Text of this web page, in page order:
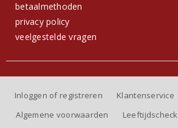
betaalmethoden
privacy policy
veelgestelde vragen
Inloggen of registreren Klantenservice
Algemene voorwaarden
Leeftijdscheck